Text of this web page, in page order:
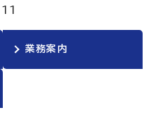
業務案内